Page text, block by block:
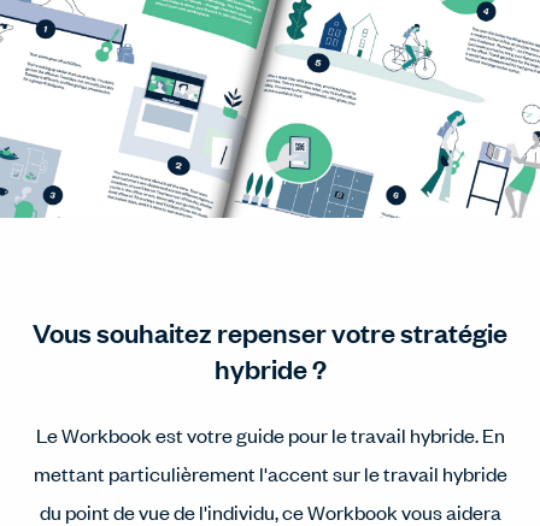
Vous souhaitez repenser votre stratégie
hybride ?
Le Workbook est votre guide pour le travail hybride. En
mettant particulièrement l'accent sur le travail hybride
du point de vue de l'individu, ce Workbook vous aidera